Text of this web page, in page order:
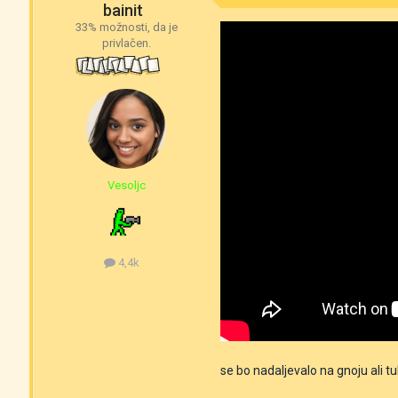
bainit
33% možnosti, da je
privlačen.
Vesoljc
4,4k
se bo nadaljevalo na gnoju ali